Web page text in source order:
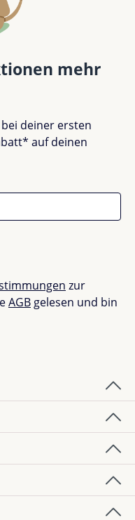
Teile deine
mehr
deiner ersten
auf deinen
zur
AGB gelesen und bin